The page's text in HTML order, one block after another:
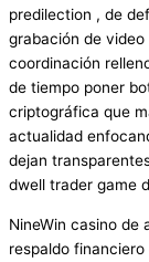
predilection , de
grabación de
coordinación
de tiempo poner
criptográfica que
actualidad
dejan
dwell trader game
NineWin casino de
respaldo